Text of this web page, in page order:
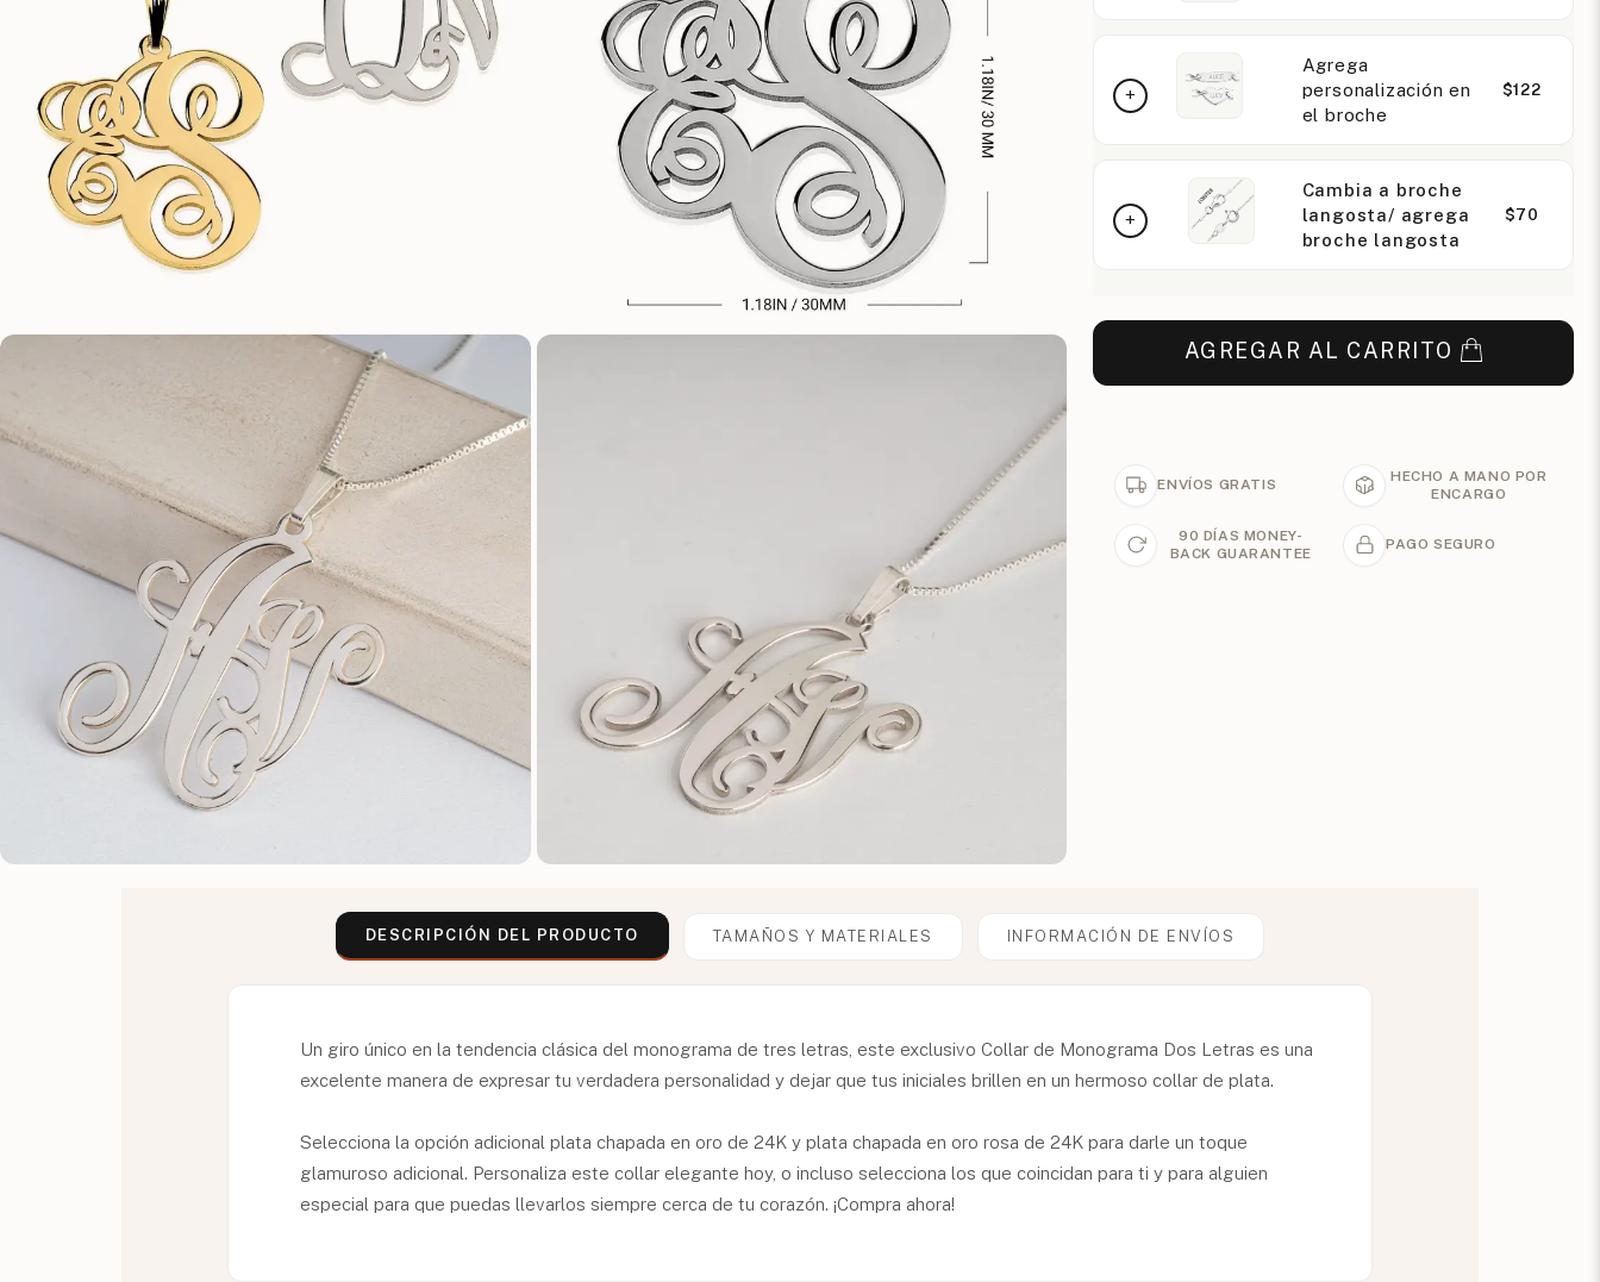
Agrega
personalización en
el broche
$122
Cambia a broche
langosta/ agrega
broche langosta
$70
AGREGAR AL CARRITO
ENVÍOS GRATIS
HECHO A MANO POR
ENCARGO
90 DÍAS MONEY-
BACK GUARANTEE
PAGO SEGURO
DESCRIPCIÓN DEL PRODUCTO TAMAÑOS Y MATERIALES INFORMACIÓN DE ENVÍOS
Un giro único en la tendencia clásica del monograma de tres letras, este exclusivo Collar de Monograma Dos Letras es una
excelente manera de expresar tu verdadera personalidad y dejar que tus iniciales brillen en un hermoso collar de plata.
Selecciona la opción adicional plata chapada en oro de 24K y plata chapada en oro rosa de 24K para darle un toque
glamuroso adicional. Personaliza este collar elegante hoy, o incluso selecciona los que coincidan para ti y para alguien
especial para que puedas llevarlos siempre cerca de tu corazón. ¡Compra ahora!